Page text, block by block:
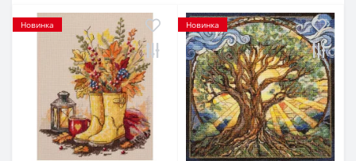
Новинка Новинка